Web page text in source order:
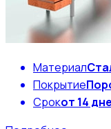
Материал
Покрытие
Срокот 14